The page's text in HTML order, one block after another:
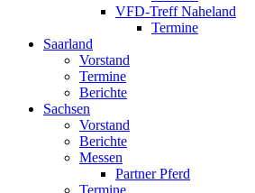
VFD-Treff Naheland
Termine
Saarland
Vorstand
Termine
Berichte
Sachsen
Vorstand
Berichte
Messen
Partner Pferd
Termine